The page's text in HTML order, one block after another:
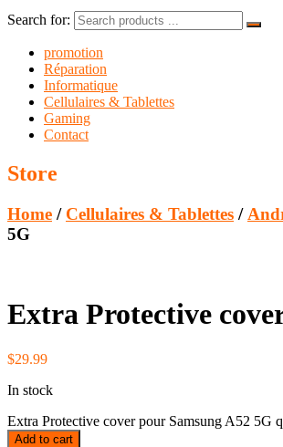
Search for:
promotion
Réparation
Informatique
Cellulaires & Tablettes
Gaming
Contact
Store
Home / Cellulaires & Tablettes /
5G
Extra Protective
$29.99
In stock
Extra Protective cover pour Samsung A52 5G
Add to cart